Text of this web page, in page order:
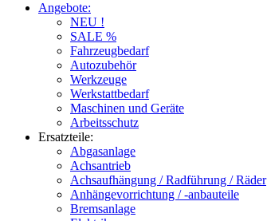
Angebote:
NEU !
SALE %
Fahrzeugbedarf
Autozubehör
Werkzeuge
Werkstattbedarf
Maschinen und Geräte
Arbeitsschutz
Ersatzteile:
Abgasanlage
Achsantrieb
Achsaufhängung / Radführung / Räder
Anhängevorrichtung / -anbauteile
Bremsanlage